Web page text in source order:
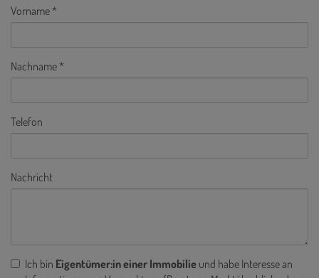
Vorname
Nachname
Telefon
Nachricht
Ich bin Eigentümer:in einer Immobilie und habe Interesse an